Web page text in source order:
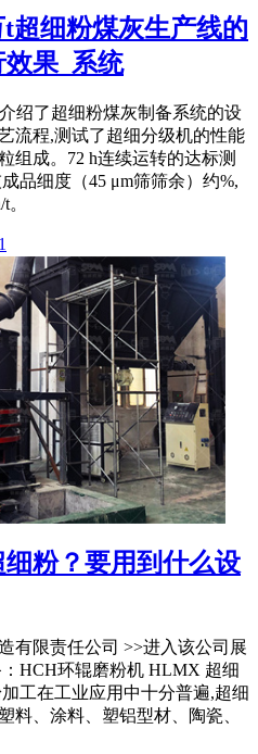
t超细粉煤灰生产线的
果_系统
绍了超细粉煤灰制备系统的设
流程,测试了超细分级机的性能
组成。72 h连续运转的达标测
品细度（45 μm筛筛余）约%,
粉？要用到什么设
有限责任公司 >>进入该公司展
HCH环辊磨粉机 HLMX 超细
工在工业应用中十分普遍,超细
料、涂料、塑铝型材、陶瓷、